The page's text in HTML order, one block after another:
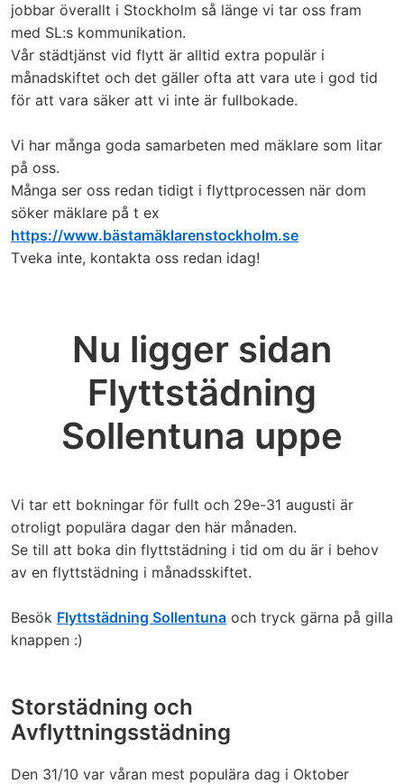
jobbar överallt i Stockholm så länge vi tar oss fram
med SL:s kommunikation.
Vår städtjänst vid flytt är alltid extra populär i
månadskiftet och det gäller ofta att vara ute i god tid
för att vara säker att vi inte är fullbokade.
Vi har många goda samarbeten med mäklare som litar
på oss.
Många ser oss redan tidigt i flyttprocessen när dom
söker mäklare på t ex
https://www.bästamäklarenstockholm.se
Tveka inte, kontakta oss redan idag!
Nu ligger sidan
Flyttstädning
Sollentuna uppe
Vi tar ett bokningar för fullt och 29e-31 augusti är
otroligt populära dagar den här månaden.
Se till att boka din flyttstädning i tid om du är i behov
av en flyttstädning i månadsskiftet.
Besök Flyttstädning Sollentuna och tryck gärna på gilla
knappen :)
Storstädning och
Avflyttningsstädning
Den 31/10 var våran mest populära dag i Oktober